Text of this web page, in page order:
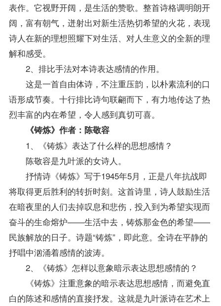
表作。它视野开阔，是生活的赞歌。整首诗格调明朗开
阔，富有朝气，迸射出对新生活热切希望的火花，表现
诗人在新的理想照耀下对生活、对人生意义的全新的理
解和感受。
2、排比手法对本诗表达感情的作用。
这是一首自由体诗，不注重压韵，以朴素流利的口
语形成节奏。十行排比诗句联翩而下，有力地传达了热
烈丰富的内在希望，令人感到真切可喜。
《铸炼》作者：陈敬容
1、《铸炼》表达了什么样的思想感情？
陈敬容是九叶派的女诗人。
抒情诗《铸炼》写于1945年5月，正是八年抗战即
将取得更后胜利的转折时刻。这首诗里，诗人鼓励生活
在暗夜里的人们去掉叹息和悲伤，投入到为希望实现而
奋斗的生命熔炉——生活中去，铸炼那金色的希望——
民族解放的日子。诗题“铸炼”，即此意。全诗在平静的
抒唱中汹涌着感情的波涛。
2、《铸炼》怎样以意象暗示表达思想感情的？
《铸炼》注重意象的暗示表达思想感情，而避免直
白的陈述和感情的直接抒发。这就是九叶派诗在艺术上